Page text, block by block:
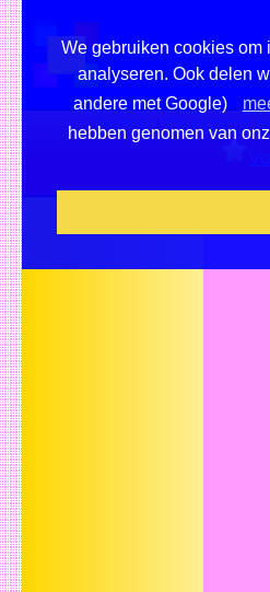
We gebruiken cookies om
analyseren. Ook delen
andere met Google)
hebben genomen van
Home|Overzicht